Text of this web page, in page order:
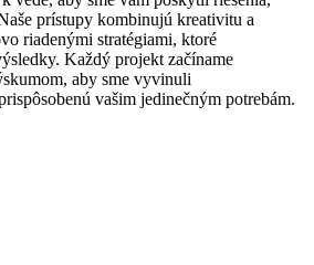
prístupy kombinujú kreativitu a
riadenými stratégiami, ktoré
Každý projekt začíname
aby sme vyvinuli
vašim jedinečným potrebám.